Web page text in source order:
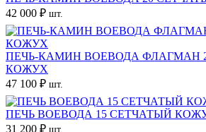
42 000 ₽ шт.
ПЕЧЬ-КАМИН ВОЕВОДА ФЛАГМАН
КОЖУХ
47 100 ₽ шт.
ПЕЧЬ ВОЕВОДА 15 СЕТЧАТЫЙ
31 200 ₽ шт.